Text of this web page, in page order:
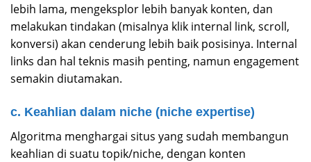
lebih lama, mengeksplor lebih banyak konten, dan
melakukan tindakan (misalnya klik internal link, scroll,
konversi) akan cenderung lebih baik posisinya. Internal
links dan hal teknis masih penting, namun engagement
semakin diutamakan.
c. Keahlian dalam niche (niche expertise)
Algoritma menghargai situs yang sudah membangun
keahlian di suatu topik/niche, dengan konten